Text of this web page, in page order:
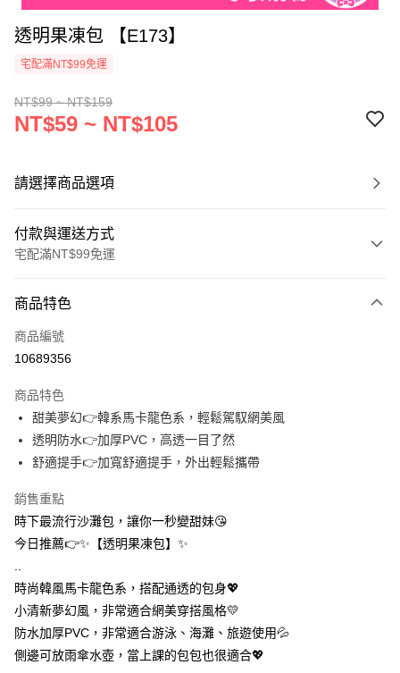
透明果凍包 【E173】
宅配滿NT$99免運
NT$99 ~ NT$159
NT$59 ~ NT$105
請選擇商品選項
付款與運送方式
宅配滿NT$99免運
信用卡一次付款
信用卡分期付款
合作金庫商業銀行
華南商業銀行
彰化商業銀行
上海商業儲蓄銀行
台北富邦商業銀行
國泰世華商業銀行
兆豐國際商業銀行
匯豐（台灣）商業銀行
聯邦商業銀行
遠東國際商業銀行
元大商業銀行
台灣樂天信用卡公司
超商取貨付款
LINE Pay
街口支付
悠遊付
AFTEE先享後付
相關說明
【關於「AFTEE先享後付」】
AFTEE先享後付是「在收到商品之後才付款」的支付方式。 讓您購物簡單
便利好安心！
１．簡單：不需註冊會員、不需綁卡、不需儲值。
ATM付款
商品特色
商品編號
10689356
商品特色
甜美夢幻👉韓系馬卡龍色系，輕鬆駕馭網美風
透明防水👉加厚PVC，高透一目了然
舒適提手👉加寬舒適提手，外出輕鬆攜帶
銷售重點
時下最流行沙灘包，讓你一秒變甜妹😘
今日推薦👉✨【透明果凍包】✨
時尚韓風馬卡龍色系，搭配通透的包身💖
小清新夢幻風，非常適合網美穿搭風格💛
防水加厚PVC，非常適合游泳、海灘、旅遊使用💦
側邊可放雨傘水壺，當上課的包包也很適合💖